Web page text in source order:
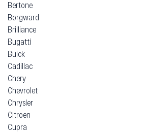
Bertone
Borgward
Brilliance
Bugatti
Buick
Cadillac
Chery
Chevrolet
Chrysler
Citroen
Cupra